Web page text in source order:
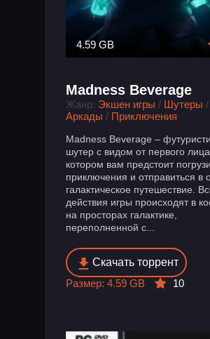
4.59 GB
Madness Beverage
Жанр: Экшен игры / Шутеры /
Аркады / Приключения
Madness Beverage –
шутер с видом от первого
котором вам предстоит
приключения и отправиться в
галактическое путешествие.
действия игры происходят в
на просторах галактике,
переполненной с...
Скачать торрент
Размер: 4.59 GB
10